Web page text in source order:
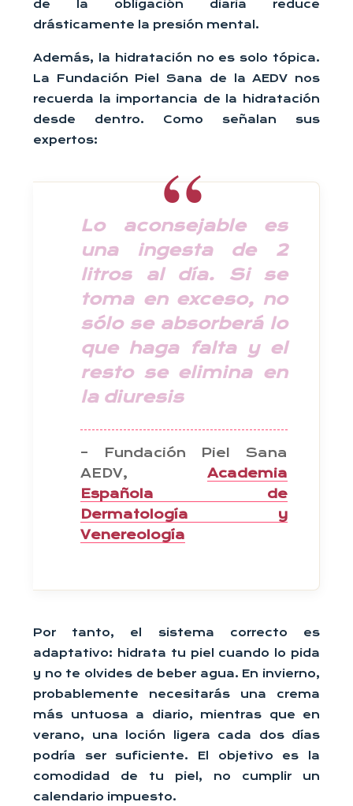
de la obligación diaria reduce
drásticamente la presión mental.
Además, la hidratación no es solo tópica.
La Fundación Piel Sana de la AEDV nos
recuerda la importancia de la hidratación
desde dentro. Como señalan sus
expertos:
Lo aconsejable es
una ingesta de 2
litros al día. Si se
toma en exceso, no
sólo se absorberá lo
que haga falta y el
resto se elimina en
la diuresis
– Fundación Piel Sana
AEDV, Academia
Española de
Dermatología y
Venereología
Por tanto, el sistema correcto es
adaptativo: hidrata tu piel cuando lo pida
y no te olvides de beber agua. En invierno,
probablemente necesitarás una crema
más untuosa a diario, mientras que en
verano, una loción ligera cada dos días
podría ser suficiente. El objetivo es la
comodidad de tu piel, no cumplir un
calendario impuesto.